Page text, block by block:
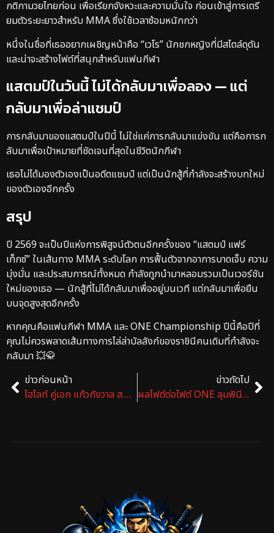
กติกามวยไทยก่อน เพื่อเรียกจังหวะและความมั่นใจ ก่อนเข้าสู่การเตรี
ยมตัวระยะยาวสำหรับ MMA ซึ่งใช้เวลาซ้อมหนักกว่า
หนึ่งในชื่อที่เธออยากเผชิญหน้าคือ “เวโร” นักชกหญิงที่มีสไตล์ดุดัน
และน่าจะสร้างไฟต์ที่สนุกสำหรับแฟนกีฬา
แสตมป์ในวันนี้ ไม่ได้กลับมาเพื่อลอง — แต่
กลับมาเพื่อล่าแชมป์
การกลับมาของแสตมป์ในปีนี้ ไม่ใช่แค่การกลับมาแข่งขัน แต่คือการก
ลับมาเพื่อเป้าหมายที่ชัดเจนที่สุดในชีวิตนักกีฬา
เธอไม่ได้มองตัวเองเป็นอดีตแชมป์ แต่เป็นนักสู้ที่กำลังจะสร้างบทใหม่
ของตัวเองอีกครั้ง
สรุป
ปี 2569 จะเป็นปีแห่งการพิสูจน์ตัวตนอีกครั้งของ “แสตมป์ แฟร์
เท็กซ์” ในเส้นทาง MMA ระดับโลก การฟื้นตัวจากอาการบาดเจ็บ ความ
มุ่งมั่น และประสบการณ์ทั้งหมด กำลังถูกนำมาหลอมรวมเป็นเวอร์ชัน
ใหม่ของเธอ — นักสู้ที่ไม่ได้กลับมาเพื่ออยู่บนเวที แต่กลับมาเพื่อยืน
บนจุดสูงสุดอีกครั้ง
หากคุณคือแฟนกีฬา MMA และ ONE Championship ปีนี้คือปีที่
คุณไม่ควรพลาดเส้นทางการไล่ล่าบัลลังก์ของราชินีคนเดิมที่กำลังจะ
กลับมา 💥🥋
ข่าวก่อนหน้า
ไฮไลท์ คู่เอก แก้วกังวาล ส.อำนวยเดช ชนะคะแนน บัวเขียว ภูเก็ตไฟต์คลับ
ข่าวถัดไป
ผลไฟต์ต่อไฟต์ ONE ลุมพินี 137: หลิว TKO ตะวันฉาย, สามเอ ชนะ, ปกรณ์ คว้าชัย